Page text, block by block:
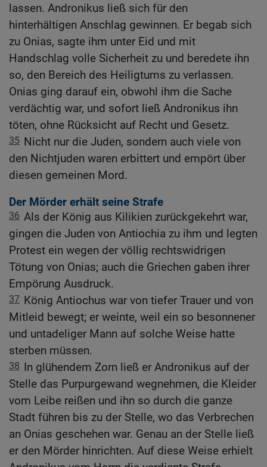
lassen. Andronikus ließ sich für den
hinterhältigen Anschlag gewinnen. Er begab sich
zu Onias, sagte ihm unter Eid und mit
Handschlag volle Sicherheit zu und beredete ihn
so, den Bereich des Heiligtums zu verlassen.
Onias ging darauf ein, obwohl ihm die Sache
verdächtig war, und sofort ließ Andronikus ihn
töten, ohne Rücksicht auf Recht und Gesetz.
35 Nicht nur die Juden, sondern auch viele von
den Nichtjuden waren erbittert und empört über
diesen gemeinen Mord.
Der Mörder erhält seine Strafe
36 Als der König aus Kilikien zurückgekehrt war,
gingen die Juden von Antiochia zu ihm und legten
Protest ein wegen der völlig rechtswidrigen
Tötung von Onias; auch die Griechen gaben ihrer
Empörung Ausdruck.
37 König Antiochus war von tiefer Trauer und von
Mitleid bewegt; er weinte, weil ein so besonnener
und untadeliger Mann auf solche Weise hatte
sterben müssen.
38 In glühendem Zorn ließ er Andronikus auf der
Stelle das Purpurgewand wegnehmen, die Kleider
vom Leibe reißen und ihn so durch die ganze
Stadt führen bis zu der Stelle, wo das Verbrechen
an Onias geschehen war. Genau an der Stelle ließ
er den Mörder hinrichten. Auf diese Weise erhielt